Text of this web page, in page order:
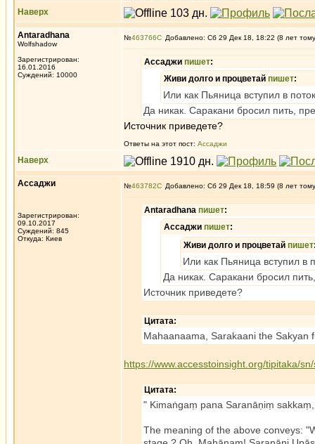
Наверх
Antaradhana
Wolfshadow
Зарегистрирован:
16.01.2016
Суждений: 10000
№463766 Добавлено: Сб 29 Дек 18, 18:22 (8 лет
Ассаджи пишет:
Живи долго и процветай пишет:
Или как Пьяница вступил в
Да никак. Саракани бросил пить,
Источник приведете?
Ответы на этот пост: Ассаджи
Наверх
Ассаджи
Зарегистрирован:
09.10.2017
Суждений: 845
Откуда: Киев
№463782 Добавлено: Сб 29 Дек 18, 18:59 (8 лет
Antaradhana пишет:
Ассаджи пишет:
Живи долго и процветай пишет
Или как Пьяница вступил в
Да никак. Саракани бросил
Источник приведете?
Цитата:
Mahaanaama, Sarakaani the Sakyan
https://www.accesstoinsight.org/tipitaka/
Цитата:
" Kimaṅgaṃ pana Saranāṇiṃ
The meaning of the above conveys: